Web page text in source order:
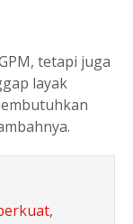
tetapi juga
layak